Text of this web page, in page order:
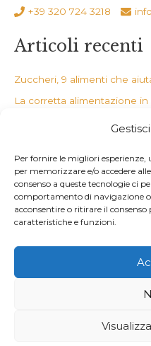
Per fornire le migliori
per memorizzare e/o accedere
consenso a queste tecnologie ci
comportamento di navigazione
acconsentire o ritirare il
caratteristiche e funzioni.
+39 320 724 3218
Articoli recenti
Zuccheri, 9 alimenti che
La corretta alimentazione in
Il potere degli estratti
Dieci alternative alla farina
Commenti
Copyright © 2026